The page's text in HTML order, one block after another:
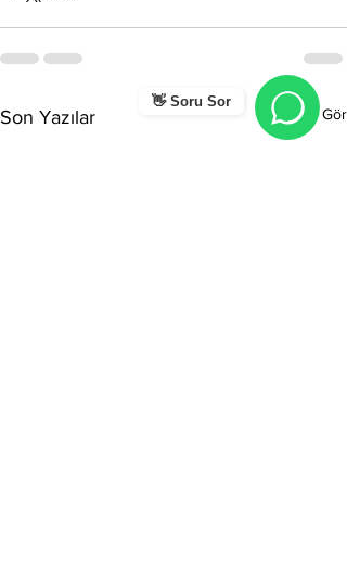
👋 Soru Sor
Son Yazılar Hepsini Gör